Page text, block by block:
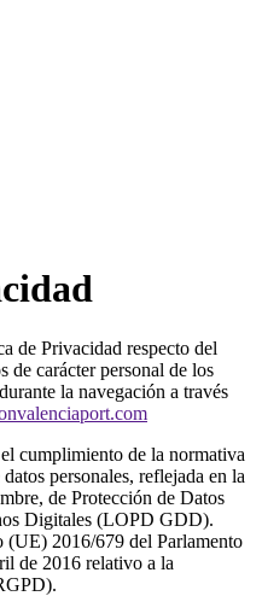
de Privacidad respecto del
de carácter personal de los
la navegación a través
cumplimiento de la normativa
personales, reflejada en la
de Protección de Datos
Digitales (LOPD GDD).
(UE) 2016/679 del Parlamento
de 2016 relativo a la